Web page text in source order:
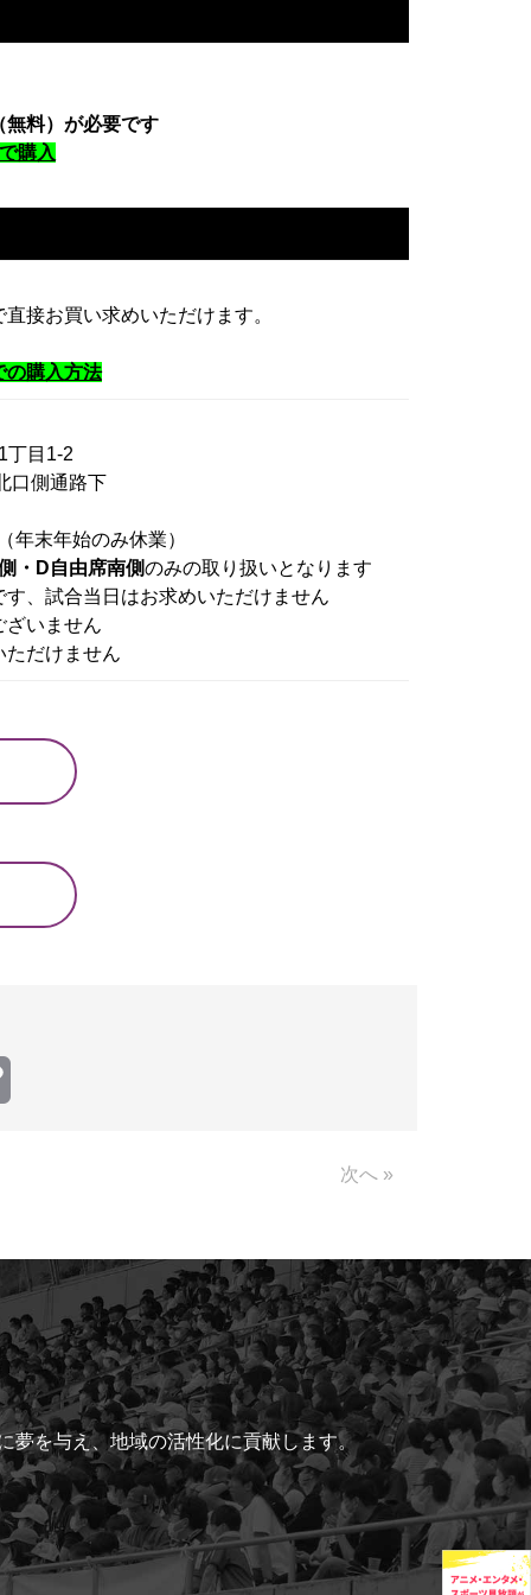
料）が必要です
購入
接お買い求めいただけます。
の購入方法
丁目1-2
口側通路下
年末年始のみ休業）
・D自由席南側のみの取り扱いとなります
、試合当日はお求めいただけません
いません
だけません
次へ »
夢を与え、地域の活性化に貢献します。